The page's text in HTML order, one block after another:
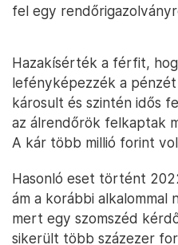
fel egy
Hazakísérték a férfit,
lefényképezzék a
károsult és szintén idős
az álrendőrök felkaptak
A kár több millió forint
Hasonló eset történt
ám a korábbi alkalommal
mert egy szomszéd
sikerült több százezer